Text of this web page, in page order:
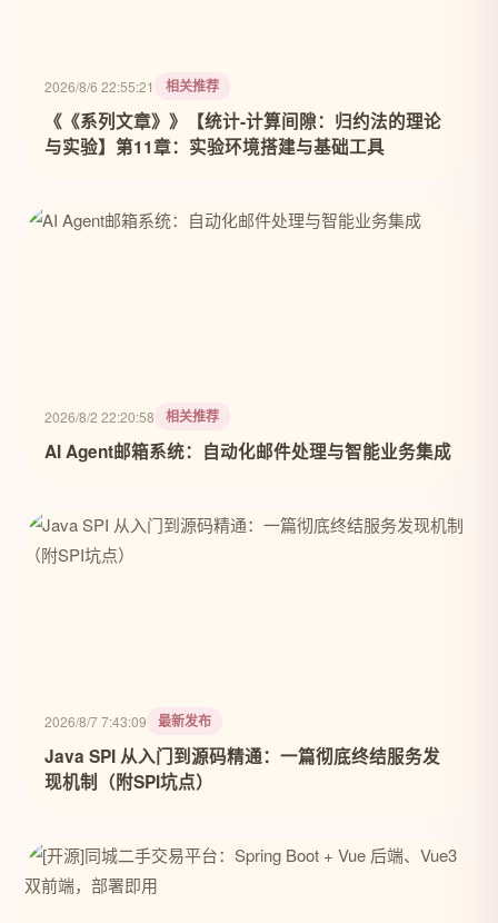
2026/8/6 22:55:21 相关推荐
《《系列文章》》【统计-计算间隙：归约法的理论
与实验】第11章：实验环境搭建与基础工具
2026/8/2 22:20:58 相关推荐
AI Agent邮箱系统：自动化邮件处理与智能业务集成
2026/8/7 7:43:09 最新发布
Java SPI 从入门到源码精通：一篇彻底终结服务发
现机制（附SPI坑点）